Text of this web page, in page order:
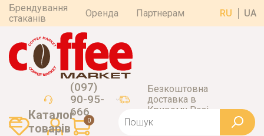
Брендування
стаканів
Оренда Партнерам RU UA
(097)
90-95-
666
Безкоштовна
доставка в
Кривому Розі
0
Каталог
товарiв